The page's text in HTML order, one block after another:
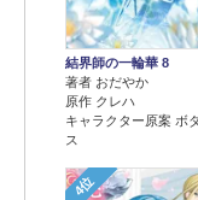
結界師の一輪華 8
著者 おだやか
原作 クレハ
キャラクター原案 ボ
ス
4位